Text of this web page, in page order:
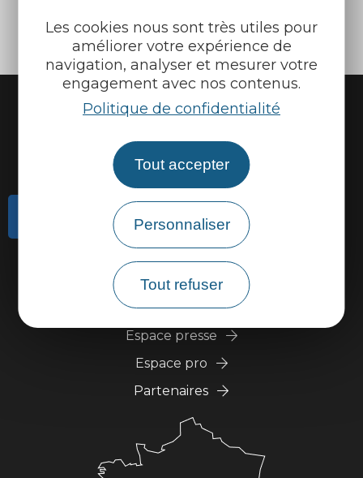
Les cookies nous sont très utiles pour
améliorer votre expérience de
navigation, analyser et mesurer votre
engagement avec nos contenus.
Politique de confidentialité
Tout accepter
Personnaliser
Tout refuser
Contactez-nous
Actualités
Météo
Marque Accueil Vélo
Espace presse
Espace pro
Partenaires